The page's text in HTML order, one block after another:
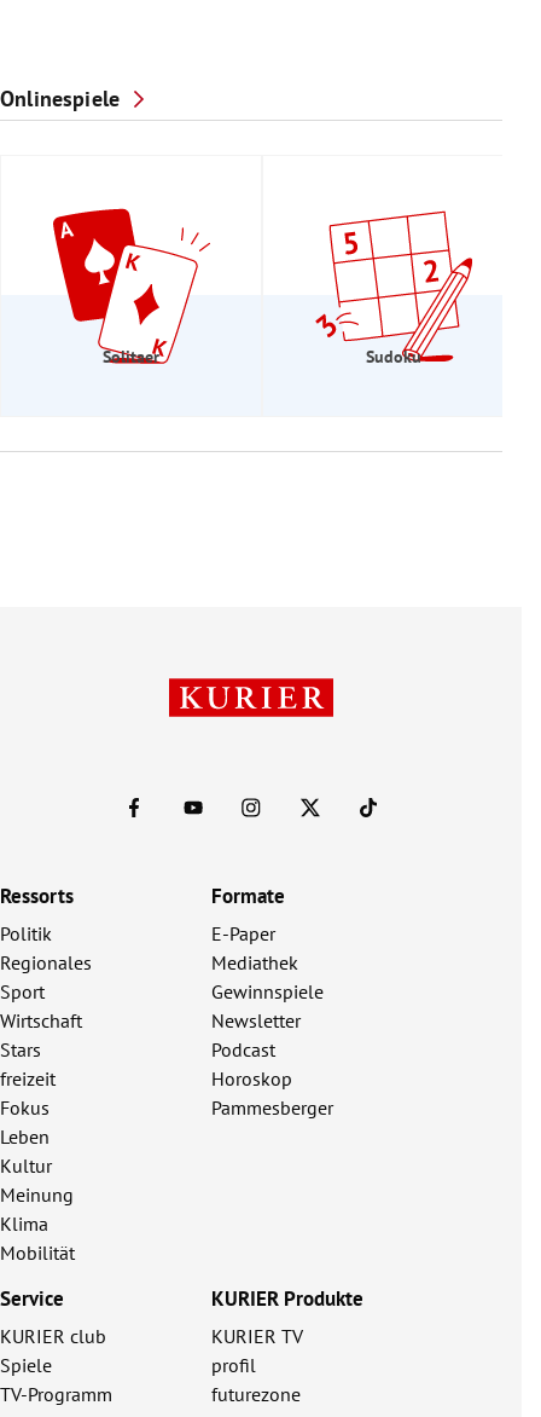
Onlinespiele
Solitaer Sudoku
Ressorts
Politik
Regionales
Sport
Wirtschaft
Stars
freizeit
Fokus
Leben
Kultur
Meinung
Klima
Mobilität
Formate
E-Paper
Mediathek
Gewinnspiele
Newsletter
Podcast
Horoskop
Pammesberger
Service
KURIER club
Spiele
TV-Programm
KURIER Produkte
KURIER TV
profil
futurezone